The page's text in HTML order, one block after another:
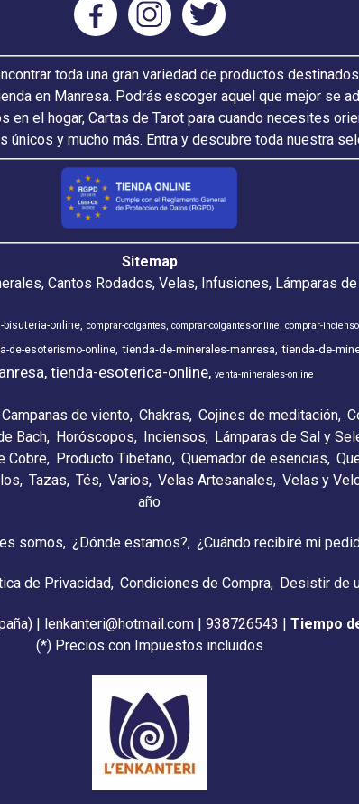
toda una gran variedad de productos
en Manresa. Podrás escoger aquel que mejor se
el hogar, Cartas de Tarot para cuando necesites
únicos y mucho más. Entra y descubre toda nuestra
Sitemap
Cantos Rodados, Velas, Infusiones, Lámparas
bisuteria-online comprar-colgantes comprar-colgantes-online comprar-
de-esoterismo-online tienda-de-minerales-manresa tienda-de-
tienda-esoterica-online venta-minerales-online
Campanas de viento Chakras Cojines de meditación
Bach Horóscopos Inciensos Lámparas de Sal y
Cobre Producto Tibetano Quemador de esencias
Tazas Tés Varios Velas Artesanales Velas y
año
somos ¿Dónde estamos? ¿Cuándo recibiré mi
de Privacidad Condiciones de Compra Desistir de
| lenkanteri@hotmail.com |938726543 |Tiempo
(*) Precios con Impuestos incluidos